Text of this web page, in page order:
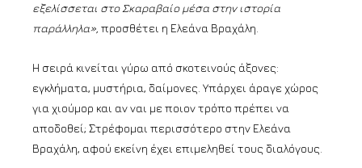
εξελίσσεται στο Σκαραβαίο μέσα στην ιστορία
παράλληλα», προσθέτει η Ελεάνα Βραχάλη.
Η σειρά κινείται γύρω από σκοτεινούς άξονες:
εγκλήματα, μυστήρια, δαίμονες. Υπάρχει άραγε χώρος
για χιούμορ και αν ναι με ποιον τρόπο πρέπει να
αποδοθεί; Στρέφομαι περισσότερο στην Ελεάνα
Βραχάλη, αφού εκείνη έχει επιμεληθεί τους διαλόγους.